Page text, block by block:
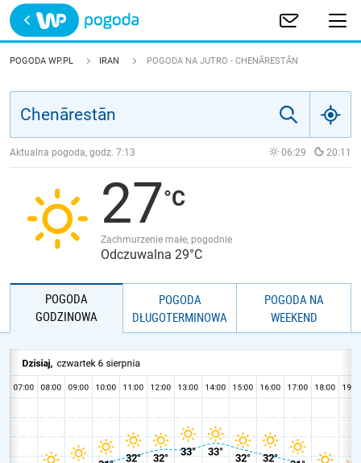
Trwa ładowanie
POLSKA
JAKOŚĆ POWIETRZA
POGODA WP.PL IRAN POGODA NA JUTRO - CHENĀRESTĀN
Aktualna pogoda, godz. 7:13 06:29 20:11
27
Zachmurzenie małe, pogodnie
Odczuwalna 29°C
POGODA
GODZINOWA
POGODA
DŁUGOTERMINOWA
POGODA NA
WEEKEND